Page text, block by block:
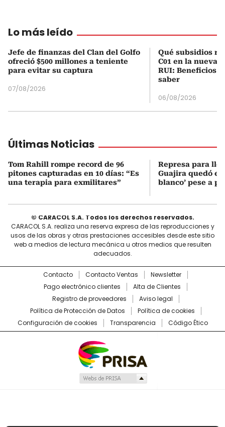
Lo más leído
Jefe de finanzas del Clan del Golfo
ofreció $500 millones a teniente
para evitar su captura
07/08/2026
Qué subsidios
C01 en la nueva
RUI: Beneficios
saber
06/08/2026
Últimas Noticias
Tom Rahill rompe record de 96
pitones capturadas en 10 días: “Es
una terapia para exmilitares”
Represa para
Guajira quedó en
blanco’ pese a
© CARACOL S.A. Todos los derechos reservados.
CARACOL S.A. realiza una reserva expresa de las reproducciones y
usos de las obras y otras prestaciones accesibles desde este sitio
web a medios de lectura mecánica u otros medios que resulten
adecuados.
Contacto Contacto Ventas
Newsletter
Pago electrónico clientes
Alta de Clientes
Registro de proveedores
Aviso legal
Política de Protección de Datos
Política de cookies
Configuración de cookies
Transparencia Código Ético